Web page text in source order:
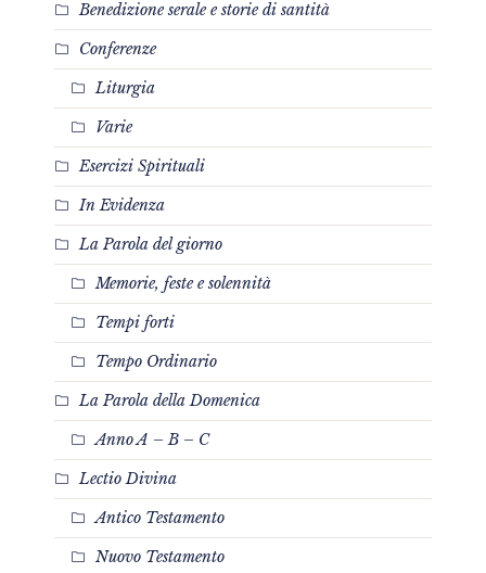
Benedizione serale e storie di santità
Conferenze
Liturgia
Varie
Esercizi Spirituali
In Evidenza
La Parola del giorno
Memorie, feste e solennità
Tempi forti
Tempo Ordinario
La Parola della Domenica
Anno A – B – C
Lectio Divina
Antico Testamento
Nuovo Testamento